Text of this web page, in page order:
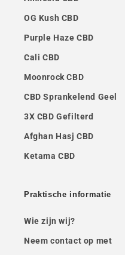
OG Kush CBD
Purple Haze CBD
Cali CBD
Moonrock CBD
CBD Sprankelend Geel
3X CBD Gefilterd
Afghan Hasj CBD
Ketama CBD
Praktische informatie
Wie zijn wij?
Neem contact op met